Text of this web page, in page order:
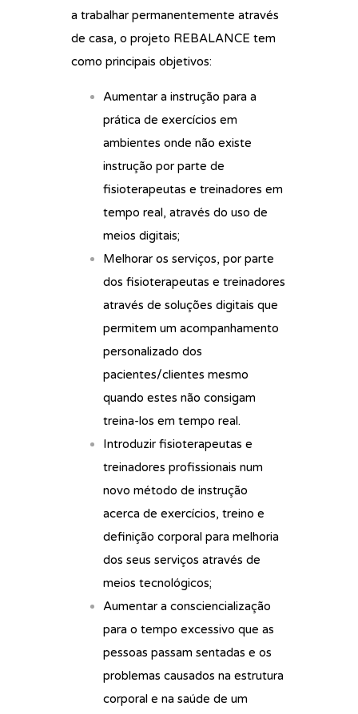
a trabalhar permanentemente através
de casa, o projeto REBALANCE tem
como principais objetivos:
Aumentar a instrução para a
prática de exercícios em
ambientes onde não existe
instrução por parte de
fisioterapeutas e treinadores em
tempo real, através do uso de
meios digitais;
Melhorar os serviços, por parte
dos fisioterapeutas e treinadores
através de soluções digitais que
permitem um acompanhamento
personalizado dos
pacientes/clientes mesmo
quando estes não consigam
treina-los em tempo real.
Introduzir fisioterapeutas e
treinadores profissionais num
novo método de instrução
acerca de exercícios, treino e
definição corporal para melhoria
dos seus serviços através de
meios tecnológicos;
Aumentar a consciencialização
para o tempo excessivo que as
pessoas passam sentadas e os
problemas causados na estrutura
corporal e na saúde de um